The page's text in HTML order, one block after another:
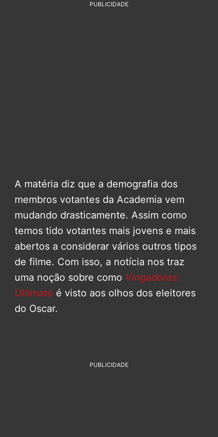
PUBLICIDADE
A matéria diz que a demografia dos
membros votantes da Academia vem
mudando drasticamente. Assim como
temos tido votantes mais jovens e mais
abertos a considerar vários outros tipos
de filme. Com isso, a notícia nos traz
uma noção sobre como Vingadores:
Ultimato é visto aos olhos dos eleitores
do Oscar.
PUBLICIDADE